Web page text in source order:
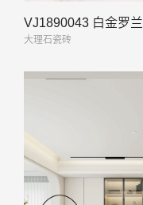
VJ1890043 白金罗兰
大理石瓷砖